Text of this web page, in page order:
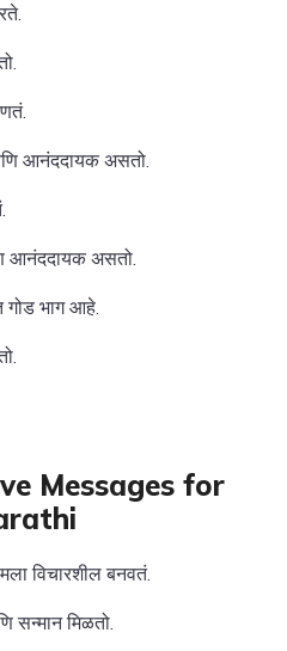
आनंददायक असतो.
आनंददायक असतो.
गोड भाग आहे.
Messages for
विचारशील बनवतं.
सन्मान मिळतो.